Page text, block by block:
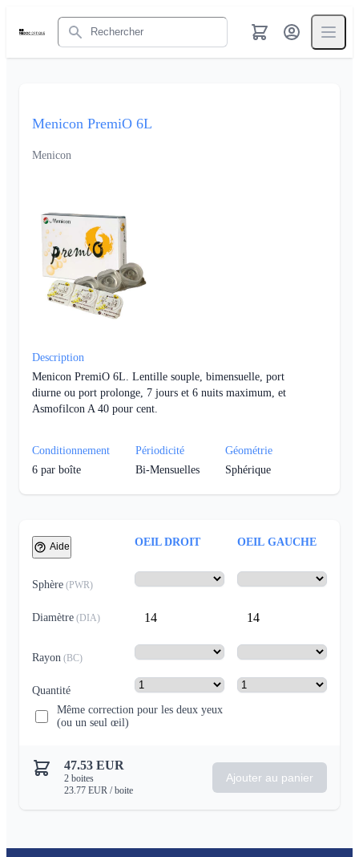
Rechercher
Menicon PremiO 6L
Menicon
Description
Menicon PremiO 6L. Lentille souple, bimensuelle, port
diurne ou port prolonge, 7 jours et 6 nuits maximum, et
Asmofilcon A 40 pour cent.
Conditionnement
6 par boîte
Périodicité
Bi-Mensuelles
Géométrie
Sphérique
Aide OEIL DROIT OEIL GAUCHE
Sphère (PWR)
Diamètre (DIA) 14 14
Rayon (BC)
Quantité
Même correction pour les deux yeux
(ou un seul œil)
47.53 EUR
2 boites
23.77 EUR / boite
Ajouter au panier